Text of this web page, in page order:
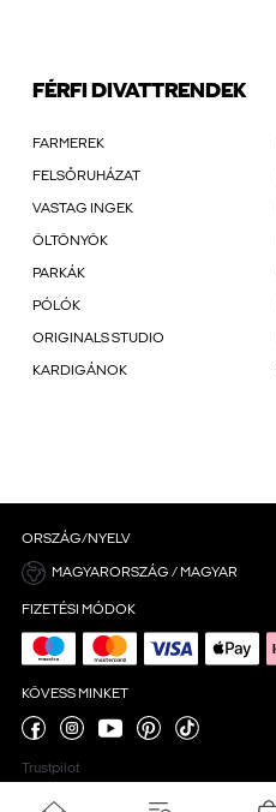
FÉRFI DIVATTRENDEK
FARMEREK
FELSŐRUHÁZAT
VASTAG INGEK
ÖLTÖNYÖK
PARKÁK
PÓLÓK
ORIGINALS STUDIO
KARDIGÁNOK
ORSZÁG/NYELV
MAGYARORSZÁG / MAGYAR
FIZETÉSI MÓDOK
KÖVESS MINKET
Trustpilot